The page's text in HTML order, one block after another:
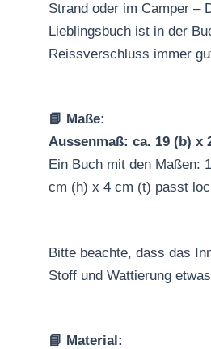
Strand oder im Camper –
Lieblingsbuch ist in der
Reissverschluss immer
📘 Maße:
Aussenmaß: ca. 19 (b) x
Ein Buch mit den Maßen:
cm (h) x 4 cm (t) passt
Bitte beachte, dass das
Stoff und Wattierung
📘 Material: